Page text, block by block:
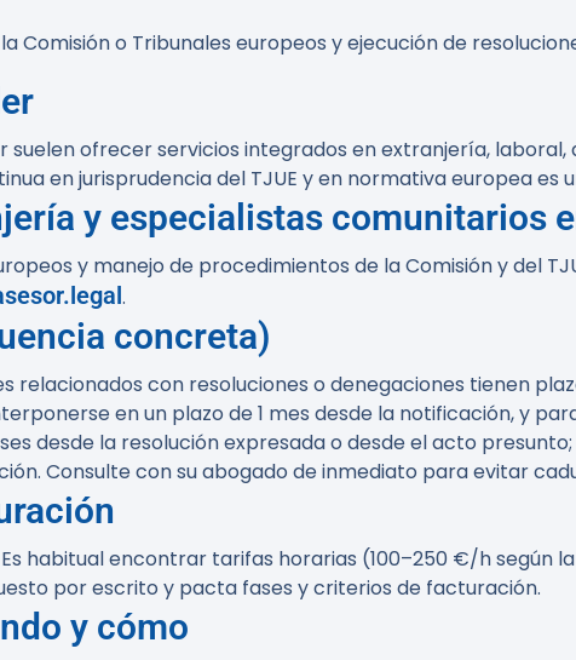
o Tribunales europeos y ejecución de
ofrecer servicios integrados en extranjería, laboral,
en jurisprudencia del TJUE y en normativa europea es
y especialistas comunitarios
y manejo de procedimientos de la Comisión y del
.
concreta)
con resoluciones o denegaciones tienen
en un plazo de 1 mes desde la notificación, y
desde la resolución expresada o desde el acto
Consulte con su abogado de inmediato para evitar
habitual encontrar tarifas horarias (100–250 €/h según
por escrito y pacta fases y criterios de facturación.
y cómo